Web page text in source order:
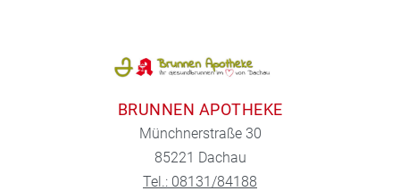
BRUNNEN APOTHEKE
Münchnerstraße 30
85221 Dachau
Tel.: 08131/84188